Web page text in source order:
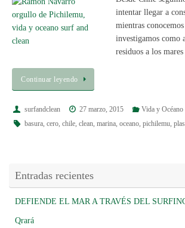
intentar llegar a
mientras
investigamos como
residuos a los mares
Continuar leyendo
surfandclean 27 marzo, 2015
Vida y Océano
basura, cero, chile, clean, marina, oceano, pichilemu
Entradas recientes
DEFIENDE EL MAR A TRAVÉS DEL
Qrará